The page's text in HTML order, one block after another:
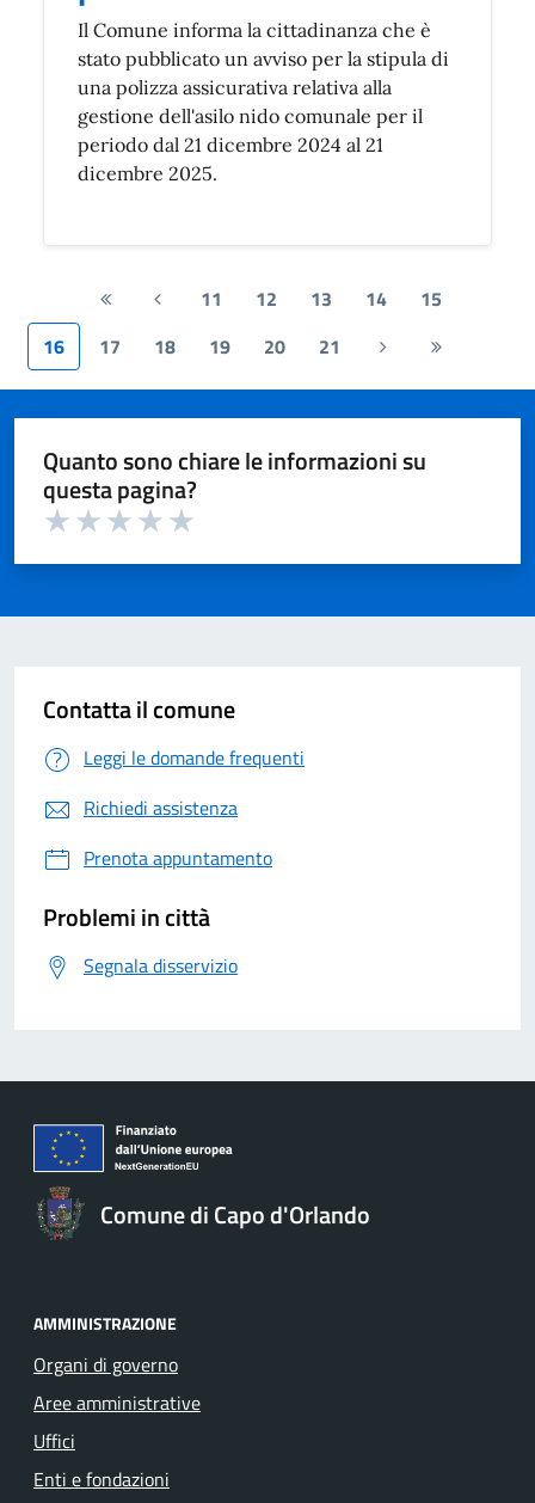
Il Comune informa la cittadinanza che è
stato pubblicato un avviso per la stipula di
una polizza assicurativa relativa alla
gestione dell'asilo nido comunale per il
periodo dal 21 dicembre 2024 al 21
dicembre 2025.
Prima
pagina
Pagina
precedente
11 12 13 14
15
16
17 18 19 20 21
Pagina
successiva
Ultima
pagina
Quanto sono chiare le informazioni su
questa pagina?
Contatta il comune
Leggi le domande frequenti
Richiedi assistenza
Prenota appuntamento
Problemi in città
Segnala disservizio
Comune di Capo d'Orlando
AMMINISTRAZIONE
Organi di governo
Aree amministrative
Uffici
Enti e fondazioni